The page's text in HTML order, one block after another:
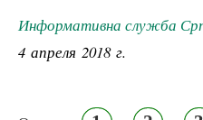
Информативна служба
4 апреля 2018 г.